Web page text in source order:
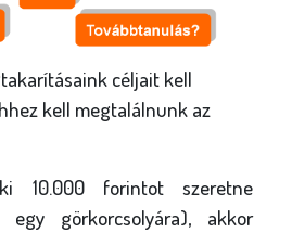
céljait kell
kell megtalálnunk az
10.000 forintot szeretne
egy görkorcsolyára), akkor